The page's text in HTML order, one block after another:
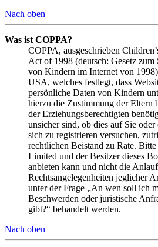
Nach oben
Was ist COPPA?
COPPA, ausgeschrieben
Act of 1998 (deutsch: Gesetz zum
von Kindern im Internet von
USA, welches festlegt, dass
persönliche Daten von Kindern
hierzu die Zustimmung der Eltern
der Erziehungsberechtigten
unsicher sind, ob dies auf Sie
sich zu registrieren versuchen,
rechtlichen Beistand zu Rate.
Limited und der Besitzer dieses
anbieten kann und nicht die
Rechtsangelegenheiten jeglicher
unter der Frage „An wen soll ich
Beschwerden oder juristische
gibt?“ behandelt werden.
Nach oben